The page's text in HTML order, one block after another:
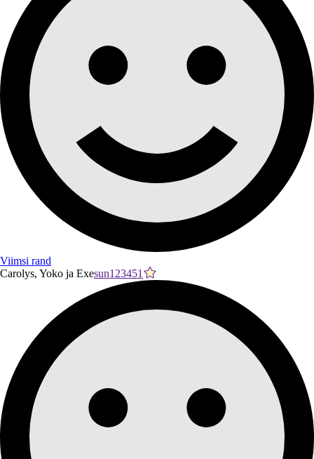
Viimsi rand
Carolys, Yoko ja Exesun123451